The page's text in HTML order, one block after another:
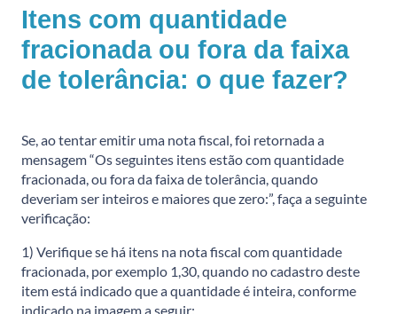
Itens com quantidade
fracionada ou fora da faixa
de tolerância: o que fazer?
Se, ao tentar emitir uma nota fiscal, foi retornada a
mensagem “Os seguintes itens estão com quantidade
fracionada, ou fora da faixa de tolerância, quando
deveriam ser inteiros e maiores que zero:”, faça a seguinte
verificação:
1) Verifique se há itens na nota fiscal com quantidade
fracionada, por exemplo 1,30, quando no cadastro deste
item está indicado que a quantidade é inteira, conforme
indicado na imagem a seguir: